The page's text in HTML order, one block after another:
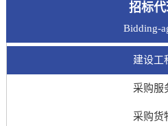
招标
Bidding-
建设工
采购服
采购货